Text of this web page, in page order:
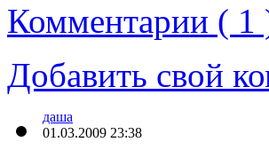
Комментарии ( 1
Добавить свой
даша
01.03.2009 23:38